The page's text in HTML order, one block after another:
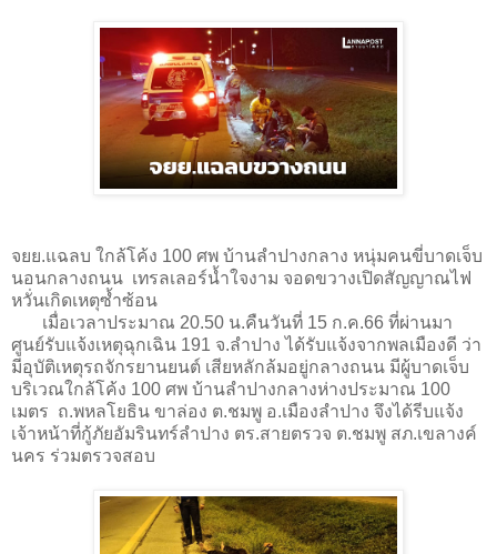
จยย.แฉลบ ใกล้โค้ง 100 ศพ บ้านลำปางกลาง หนุ่มคนขี่บาดเจ็บ
นอนกลางถนน เทรลเลอร์น้ำใจงาม จอดขวางเปิดสัญญาณไฟ
หวั่นเกิดเหตุซ้ำซ้อน
เมื่อเวลาประมาณ 20.50 น.คืนวันที่ 15 ก.ค.66 ที่ผ่านมา
ศูนย์รับแจ้งเหตุฉุกเฉิน 191 จ.ลำปาง ได้รับแจ้งจากพลเมืองดี ว่า
มีอุบัติเหตุรถจักรยานยนต์ เสียหลักล้มอยู่กลางถนน มีผู้บาดเจ็บ
บริเวณใกล้โค้ง 100 ศพ บ้านลำปางกลางห่างประมาณ 100
เมตร ถ.พหลโยธิน ขาล่อง ต.ชมพู อ.เมืองลำปาง จึงได้รีบแจ้ง
เจ้าหน้าที่กู้ภัยอัมรินทร์ลำปาง ตร.สายตรวจ ต.ชมพู สภ.เขลางค์
นคร ร่วมตรวจสอบ